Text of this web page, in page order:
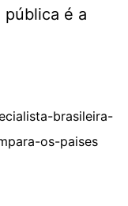
pública é a
brasileira-
os-paises